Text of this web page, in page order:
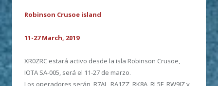
Robinson Crusoe island
11-27 March, 2019
XR0ZRC estará activo desde la isla Robinson Crusoe,
IOTA SA-005, será el 11-27 de marzo.